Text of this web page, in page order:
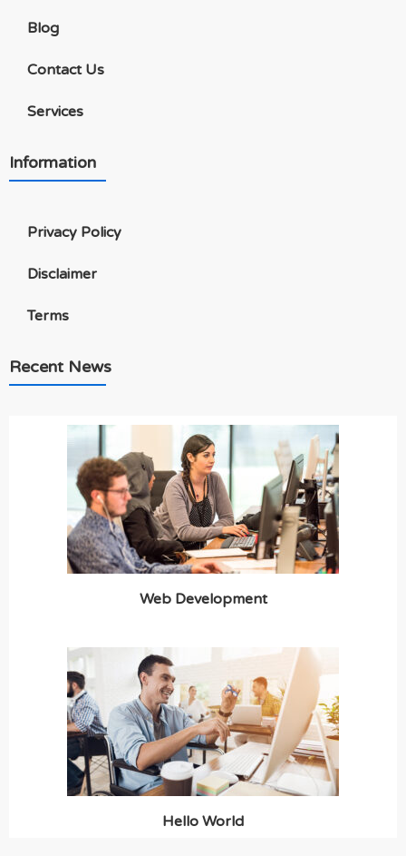
Blog
Contact Us
Services
Information
Privacy Policy
Disclaimer
Terms
Recent News
Web Development
Hello World